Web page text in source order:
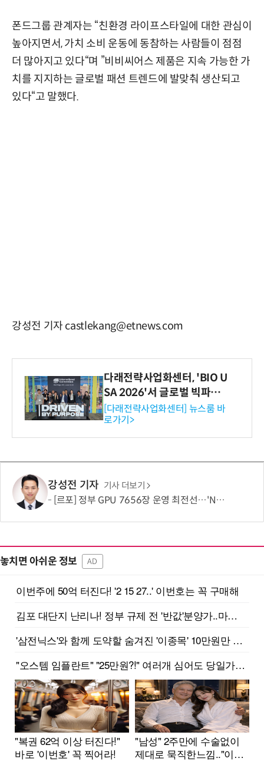
폰드그룹 관계자는 “친환경 라이프스타일에 대한 관심이
높아지면서, 가치 소비 운동에 동참하는 사람들이 점점
더 많아지고 있다“며 ”비비씨어스 제품은 지속 가능한 가
치를 지지하는 글로벌 패션 트렌드에 발맞춰 생산되고
있다“고 말했다.
강성전 기자 castlekang@etnews.com
다래전략사업화센터, 'BIO U
SA 2026'서 글로벌 빅파마
와의 비즈니스 미팅 지원…K
-바이오 해외 진출 교두보 확
보
[다래전략사업화센터] 뉴스룸 바
로가기>
강성전 기자 기사 더보기
[르포] 정부 GPU 7656장 운영 최전선…'NHN 팩토리X' 가보니
놓치면 아쉬운 정보 AD